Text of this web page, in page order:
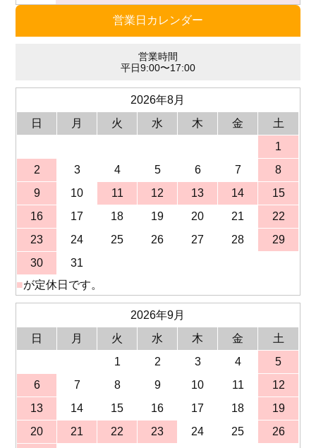
営業日カレンダー
営業時間
平日9:00〜17:00
2026年8月
日
月 火 水 木 金
土
1
2
3 4 5 6 7
8
9
10 11 12 13 14
15
16
17 18 19 20 21
22
23
24 25 26 27 28
29
30
31
■が定休日です。
2026年9月
日
月 火 水 木 金
土
1
2 3 4
5
6
7 8 9 10 11
12
13
14 15 16 17 18
19
20
21 22 23 24 25
26